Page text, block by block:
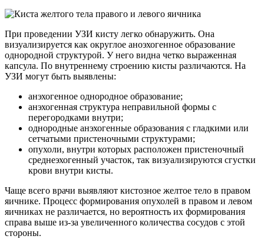
При проведении УЗИ кисту легко обнаружить. Она
визуализируется как округлое аноэхогенное образование
однородной структурой. У него видна четко выраженная
капсула. По внутреннему строению кисты различаются. На
УЗИ могут быть выявлены:
анэхогенное однородное образование;
анэхогенная структура неправильной формы с
перегородками внутри;
однородные анэхогенные образования с гладкими или
сетчатыми пристеночными структурами;
опухоли, внутри которых расположен пристеночный
среднеэхогенный участок, так визуализируются сгустки
крови внутри кисты.
Чаще всего врачи выявляют кистозное желтое тело в правом
яичнике. Процесс формирования опухолей в правом и левом
яичниках не различается, но вероятность их формирования
справа выше из-за увеличенного количества сосудов с этой
стороны.